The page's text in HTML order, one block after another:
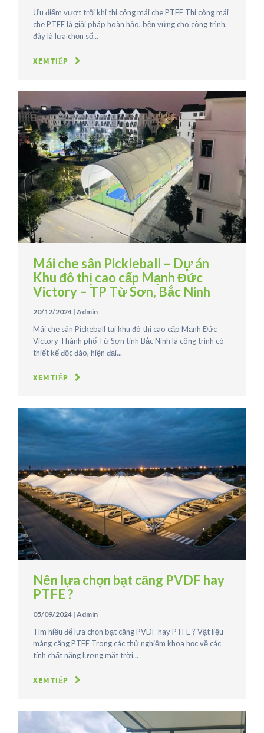
Ưu điểm vượt trội khi thi công mái che PTFE Thi công mái
che PTFE là giải pháp hoàn hảo, bền vứng cho công trình,
đây là lựa chọn số...
XEM TIẾP
Mái che sân Pickleball – Dự án
Khu đô thị cao cấp Mạnh Đức
Victory – TP Từ Sơn, Bắc Ninh
20/12/2024 | Admin
Mái che sân Pickeball tại khu đô thị cao cấp Mạnh Đức
Victory Thành phố Từ Sơn tỉnh Bắc Ninh là công trình có
thiết kế độc đáo, hiện đại...
XEM TIẾP
Nên lựa chọn bạt căng PVDF hay
PTFE ?
05/09/2024 | Admin
Tìm hiều để lựa chọn bạt căng PVDF hay PTFE ? Vật liệu
màng căng PTFE Trong các thử nghiệm khoa học về các
tính chất năng lượng mặt trời...
XEM TIẾP